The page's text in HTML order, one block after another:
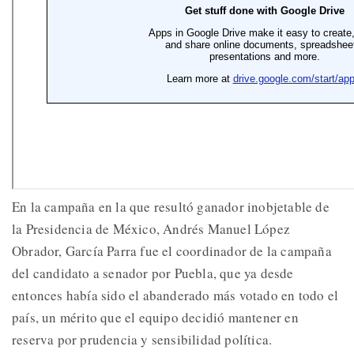
En la campaña en la que resultó ganador inobjetable de
la Presidencia de México, Andrés Manuel López
Obrador, García Parra fue el coordinador de la campaña
del candidato a senador por Puebla, que ya desde
entonces había sido el abanderado más votado en todo el
país, un mérito que el equipo decidió mantener en
reserva por prudencia y sensibilidad política.